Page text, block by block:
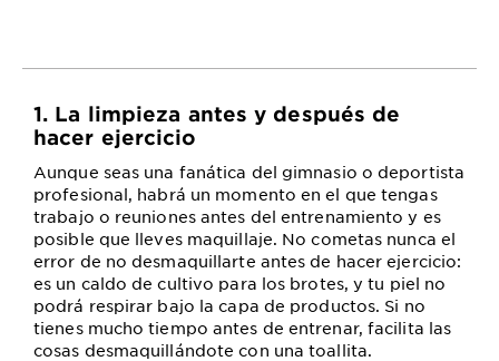
1. La limpieza antes y después de
hacer ejercicio
Aunque seas una fanática del gimnasio o deportista
profesional, habrá un momento en el que tengas
trabajo o reuniones antes del entrenamiento y es
posible que lleves maquillaje. No cometas nunca el
error de no desmaquillarte antes de hacer ejercicio:
es un caldo de cultivo para los brotes, y tu piel no
podrá respirar bajo la capa de productos. Si no
tienes mucho tiempo antes de entrenar, facilita las
cosas desmaquillándote con una toallita.